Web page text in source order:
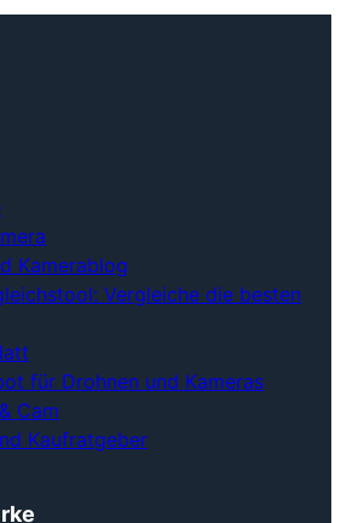
Kamerablog
Vergleiche die besten
für Drohnen und Kameras
Cam
Kaufratgeber